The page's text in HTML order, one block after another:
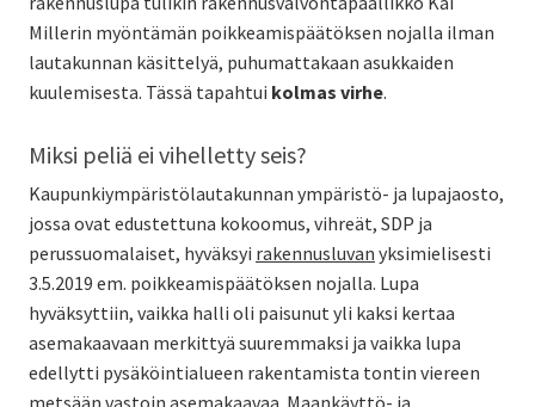
Millerin myöntämän poikkeamispäätöksen nojalla ilman
lautakunnan käsittelyä, puhumattakaan asukkaiden
kuulemisesta. Tässä tapahtui kolmas virhe.
Miksi peliä ei vihelletty seis?
Kaupunkiympäristölautakunnan ympäristö- ja lupajaosto,
jossa ovat edustettuna kokoomus, vihreät, SDP ja
perussuomalaiset, hyväksyi rakennusluvan yksimielisesti
3.5.2019 em. poikkeamispäätöksen nojalla. Lupa
hyväksyttiin, vaikka halli oli paisunut yli kaksi kertaa
asemakaavaan merkittyä suuremmaksi ja vaikka lupa
edellytti pysäköintialueen rakentamista tontin viereen
metsään vastoin asemakaavaa. Maankäyttö- ja